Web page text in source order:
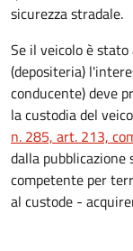
sicurezza stradale.
Se il veicolo è
(depositeria)
conducente) deve
la custodia del
n. 285, art. 213,
dalla
competente per
al custode -